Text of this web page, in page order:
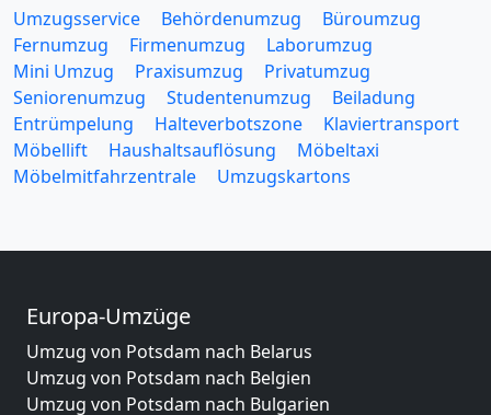
Umzugsservice Behördenumzug
Büroumzug
Fernumzug
Firmenumzug
Laborumzug
Mini Umzug
Praxisumzug
Privatumzug
Seniorenumzug
Studentenumzug
Beiladung
Entrümpelung
Halteverbotszone
Klaviertransport
Möbellift
Haushaltsauflösung
Möbeltaxi
Möbelmitfahrzentrale
Umzugskartons
Europa-Umzüge
Umzug von Potsdam nach Belarus
Umzug von Potsdam nach Belgien
Umzug von Potsdam nach Bulgarien